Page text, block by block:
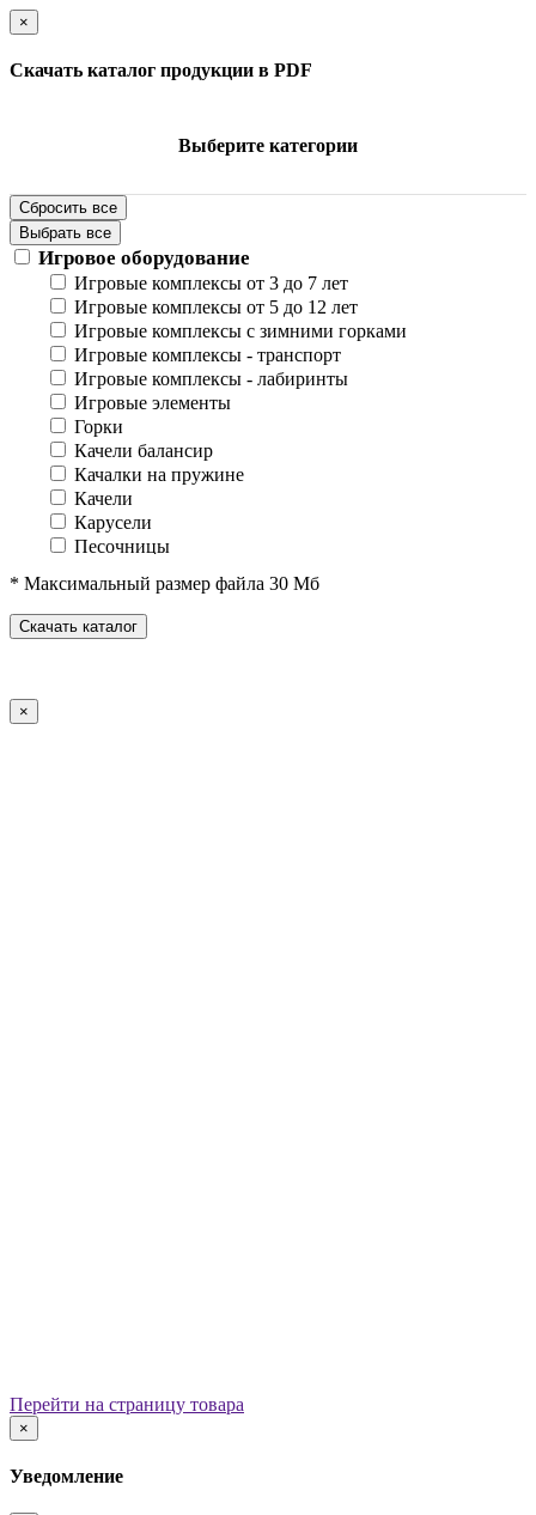
×
Скачать каталог продукции в PDF
Выберите категории
Сбросить все
Выбрать все
Игровое оборудование
Игровые комплексы от 3 до 7 лет
Игровые комплексы от 5 до 12 лет
Игровые комплексы с зимними горками
Игровые комплексы - транспорт
Игровые комплексы - лабиринты
Игровые элементы
Горки
Качели балансир
Качалки на пружине
Качели
Карусели
Песочницы
Домики-беседки
Детские столики и скамьи
Теневые навесы и сцены
Игровые элементы
Качалки на пружине
* Максимальный размер файла 30 Мб
Скачать каталог
×
Перейти на страницу товара
×
Уведомление